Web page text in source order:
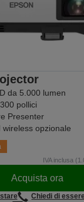
da 5.000 lumen
pollici
Presenter
opzionale
IVA inclusa
Acquista ora
Chiedi di